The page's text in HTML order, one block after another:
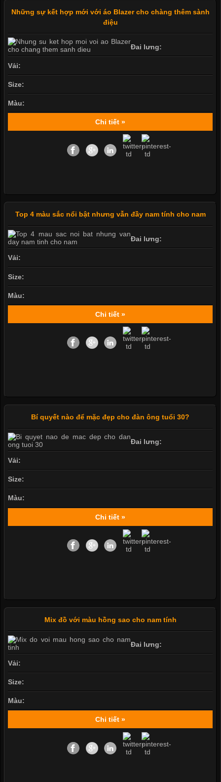
Những sự kết hợp mới với áo Blazer cho chàng thêm sành
điệu
Đai lưng:
Vải:
Size:
Màu:
Chi tiết »
Top 4 màu sắc nổi bật nhưng vẫn đầy nam tính cho nam
Đai lưng:
Vải:
Size:
Màu:
Chi tiết »
Bí quyết nào để mặc đẹp cho đàn ông tuổi 30?
Đai lưng:
Vải:
Size:
Màu:
Chi tiết »
Mix đồ với màu hồng sao cho nam tính
Đai lưng:
Vải:
Size:
Màu:
Chi tiết »